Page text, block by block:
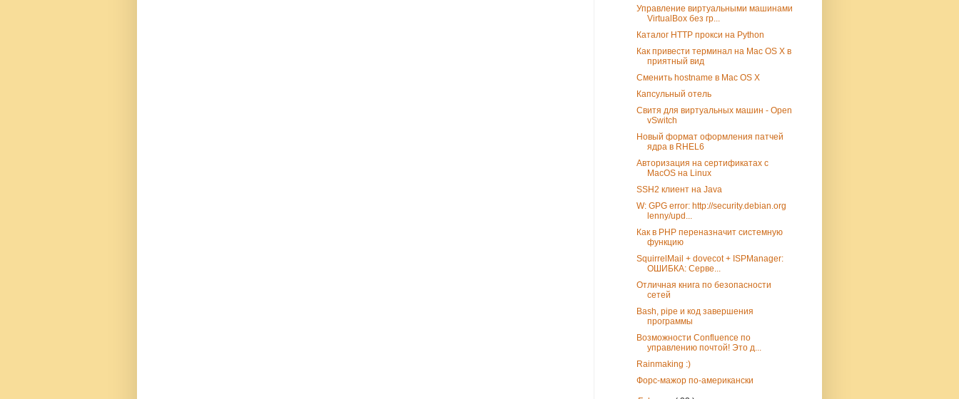
Управление виртуальными машинами
VirtualBox без гр...
Каталог HTTP прокси на Python
Как привести терминал на Mac OS X в
приятный вид
Сменить hostname в Mac OS X
Капсульный отель
Свитя для виртуальных машин - Open
vSwitch
Новый формат оформления патчей
ядра в RHEL6
Авторизация на сертификатах с
MacOS на Linux
SSH2 клиент на Java
W: GPG error: http://security.debian.org
lenny/upd...
Как в PHP переназначит системную
функцию
SquirrelMail + dovecot + ISPManager:
ОШИБКА: Серве...
Отличная книга по безопасности
сетей
Bash, pipe и код завершения
программы
Возможности Confluence по
управлению почтой! Это д...
Rainmaking :)
Форс-мажор по-американски